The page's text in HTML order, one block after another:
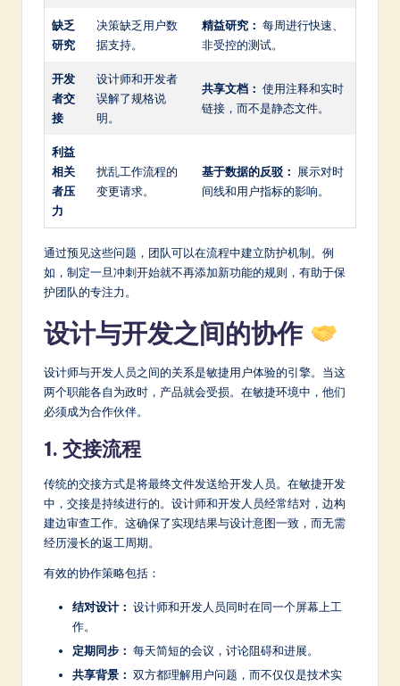
缺乏
研究
决策缺乏用户数
据支持。
精益研究： 每周进行快速、
非受控的测试。
开发
者交
接
设计师和开发者
误解了规格说
明。
共享文档： 使用注释和实时
链接，而不是静态文件。
利益
相关
者压
力
扰乱工作流程的
变更请求。
基于数据的反驳：
展示对时
间线和用户指标的影响。
通过预见这些问题，团队可以在流程中建立防护机制。例
如，制定一旦冲刺开始就不再添加新功能的规则，有助于保
护团队的专注力。
设计与开发之间的协作
设计师与开发人员之间的关系是敏捷用户体验的引擎。当这
两个职能各自为政时，产品就会受损。在敏捷环境中，他们
必须成为合作伙伴。
1. 交接流程
传统的交接方式是将最终文件发送给开发人员。在敏捷开发
中，交接是持续进行的。设计师和开发人员经常结对，边构
建边审查工作。这确保了实现结果与设计意图一致，而无需
经历漫长的返工周期。
有效的协作策略包括：
结对设计： 设计师和开发人员同时在同一个屏幕上工
作。
定期同步： 每天简短的会议，讨论阻碍和进展。
共享背景： 双方都理解用户问题，而不仅仅是技术实